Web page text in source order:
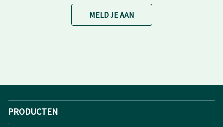
MELD JE AAN
PRODUCTEN